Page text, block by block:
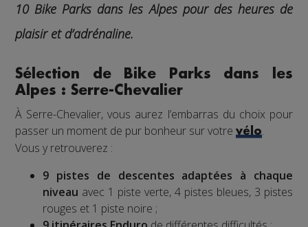
10 Bike Parks dans les Alpes pour des heures de
plaisir et d’adrénaline.
Sélection de Bike Parks dans les
Alpes : Serre-Chevalier
À Serre-Chevalier, vous aurez l’embarras du choix pour
passer un moment de pur bonheur sur votrevélo.
Vous y retrouverez :
9 pistes de descentes adaptées à chaque
niveau avec 1 piste verte, 4 pistes bleues, 3 pistes
rouges et 1 piste noire ;